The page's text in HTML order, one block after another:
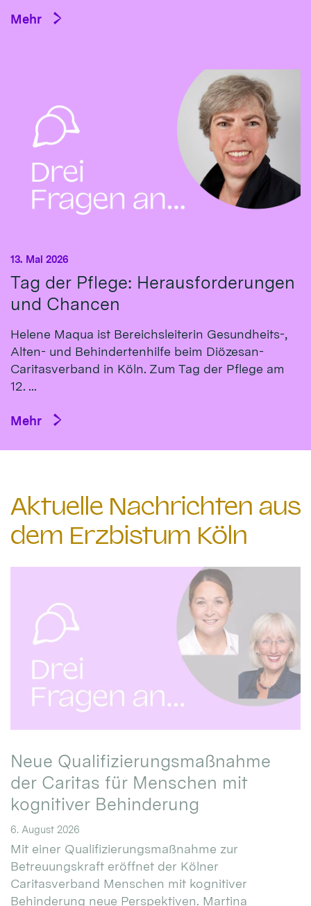
Mehr
Tag der Pflege: Herausforderungen
und Chancen
13. Mai 2026
Helene Maqua ist Bereichsleiterin Gesundheits-,
Alten- und Behindertenhilfe beim Diözesan-
Caritasverband in Köln. Zum Tag der Pflege am
12. ...
Mehr
Aktuelle Nachrichten aus
dem Erzbistum Köln
Neue Qualifizierungsmaßnahme
der Caritas für Menschen mit
kognitiver Behinderung
6. August 2026
Mit einer Qualifizierungsmaßnahme zur
Betreuungskraft eröffnet der Kölner
Caritasverband Menschen mit kognitiver
Behinderung neue Perspektiven. Martina